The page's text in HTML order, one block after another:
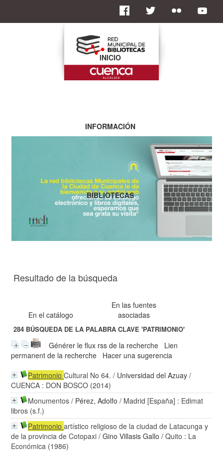
Resultado de la búsqueda
En el catálogo
En las fuentes
asociadas
284 BÚSQUEDA DE LA PALABRA CLAVE'PATRIMONIO'
Générer le flux rss de la recherche
Lien
permanent de la recherche
Hacer una sugerencia
PatrimonioCultural No 64. / Universidad del Azuay /
CUENCA : DON BOSCO (2014)
Monumentos / Pérez, Adolfo / Madrid [España] : Edimat
libros (s.f.)
Patrimonioartístico religioso de la ciudad de Latacunga y
de la provincia de Cotopaxi /Gino Villasis Gallo / Quito : La
Económica (1986)
INICIO
INFORMACIÓN
BIBLIOTECAS